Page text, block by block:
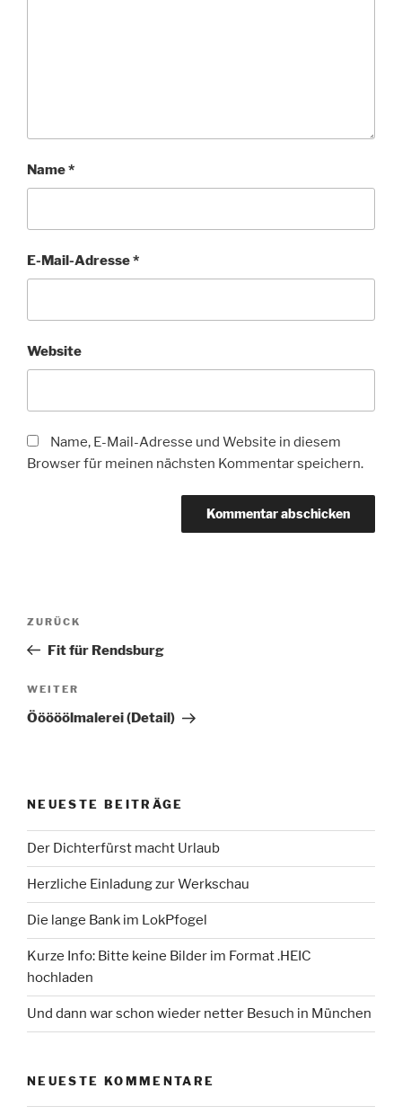
Name*
E-Mail-Adresse*
Website
Name, E-Mail-Adresse und Website in diesem
Browser für meinen nächsten Kommentar speichern.
Beitragsnavigation
Vorheriger
Beitrag
ZURÜCK
Fit für Rendsburg
Nächster
Beitrag
WEITER
Ööööölmalerei (Detail)
NEUESTE BEITRÄGE
Der Dichterfürst macht Urlaub
Herzliche Einladung zur Werkschau
Die lange Bank im LokPfogel
Kurze Info: Bitte keine Bilder im Format .HEIC
hochladen
Und dann war schon wieder netter Besuch in München
NEUESTE KOMMENTARE